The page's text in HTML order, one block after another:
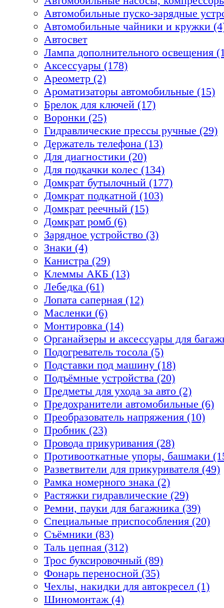
Автомобильные пуско-зарядные
Автомобильные чайники и кружки
Автосвет
Лампа дополнительного освещения
Аксессуары (178)
Ареометр (2)
Ароматизаторы автомобильные (15)
Брелок для ключей (17)
Воронки (25)
Гидравлические прессы ручные (29)
Держатель телефона (13)
Для диагностики (20)
Для подкачки колес (134)
Домкрат бутылочный (177)
Домкрат подкатной (103)
Домкрат реечный (15)
Домкрат ромб (6)
Зарядное устройство (3)
Знаки (4)
Канистра (29)
Клеммы АКБ (13)
Лебедка (61)
Лопата саперная (12)
Масленки (6)
Монтировка (14)
Органайзеры и аксессуары для
Подогреватель тосола (5)
Подставки под машину (18)
Подъёмные устройства (20)
Предметы для ухода за авто (2)
Предохранители автомобильные (6)
Преобразователь напряжения (10)
Пробник (23)
Провода прикуривания (28)
Противооткатные упоры, башмаки
Разветвители для прикуривателя (49)
Рамка номерного знака (2)
Растяжки гидравлические (29)
Ремни, пауки для багажника (39)
Специальные приспособления (20)
Съёмники (83)
Таль цепная (312)
Трос буксировочный (89)
Фонарь переносной (35)
Чехлы, накидки для автокресел (1)
Шиномонтаж (4)